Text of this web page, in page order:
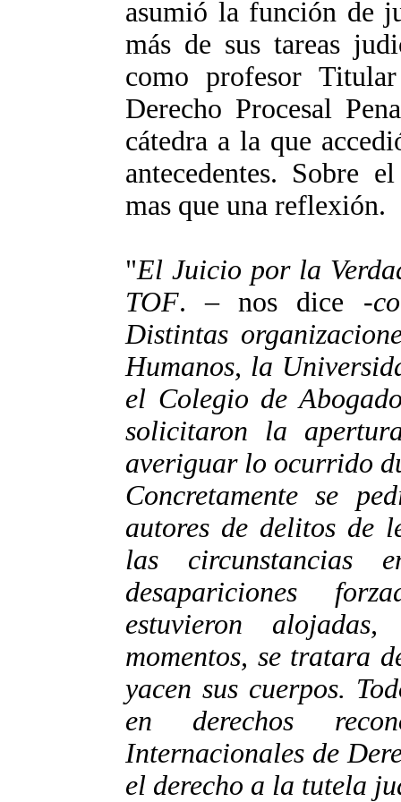
asumió la función de
más de sus tareas
como profesor
Derecho Procesal
cátedra a la que
antecedentes. Sobre
mas que una reflexión.
"El Juicio por la
TOF. – nos dice -
Distintas
Humanos, la
el Colegio de
solicitaron la
averiguar lo ocurrido
Concretamente se
autores de delitos de
las circunstancias
desapariciones
estuvieron
momentos, se tratara
yacen sus cuerpos.
en derechos
Internacionales de
el derecho a la tutela